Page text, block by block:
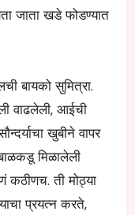
जाता खडे फोडण्यात
बायको सुमित्रा.
वाढलेली, आईची
खुबीने वापर
मिळालेली
कठीणच. ती मोठ्या
प्रयत्न करते,